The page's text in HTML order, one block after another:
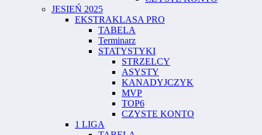
JESIEŃ 2025
EKSTRAKLASA PRO
TABELA
Terminarz
STATYSTYKI
STRZELCY
ASYSTY
KANADYJCZYK
MVP
TOP6
CZYSTE KONTO
1 LIGA